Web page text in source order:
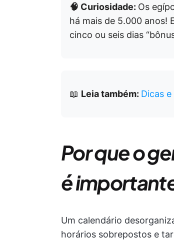
🧠 Curiosidade: Os
há mais de 5.000 anos!
cinco ou seis dias
📖 Leia também: Dicas
Por que o
é
Um calendário
horários sobrepostos e